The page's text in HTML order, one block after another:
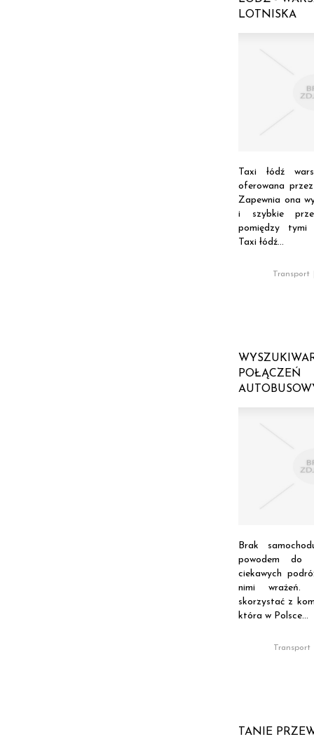
LOTNISKA
Taxi łódź
oferowana
Zapewnia ona
i szybkie
pomiędzy tymi
Taxi łódź...
Transport
POŁĄCZEŃ
Brak
powodem do
ciekawych
nimi wrażeń.
skorzystać z
która w Polsce...
Transport
TANIE